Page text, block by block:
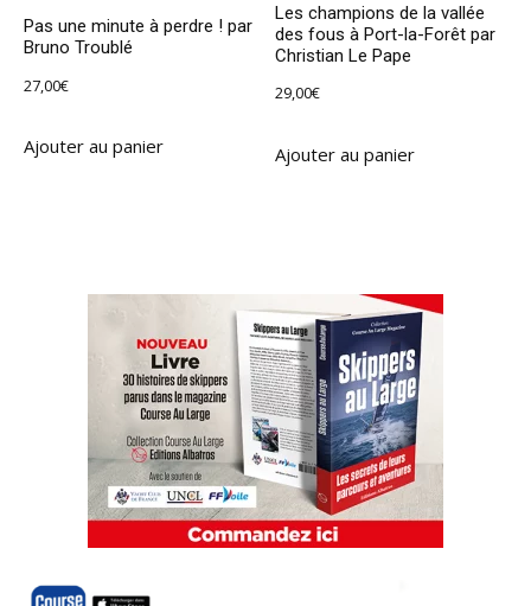
Pas une minute à perdre ! par
Bruno Troublé
27,00€
Ajouter au panier
Les champions de la vallée
des fous à Port-la-Forêt par
Christian Le Pape
29,00€
Ajouter au panier